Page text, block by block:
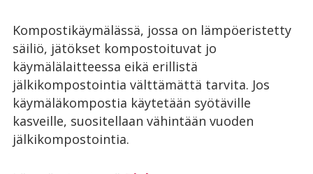
Kompostikäymälässä, jossa on lämpöeristetty
säiliö, jätökset kompostoituvat jo
käymälälaitteessa eikä erillistä
jälkikompostointia välttämättä tarvita. Jos
käymäläkompostia käytetään syötäville
kasveille, suositellaan vähintään vuoden
jälkikompostointia.